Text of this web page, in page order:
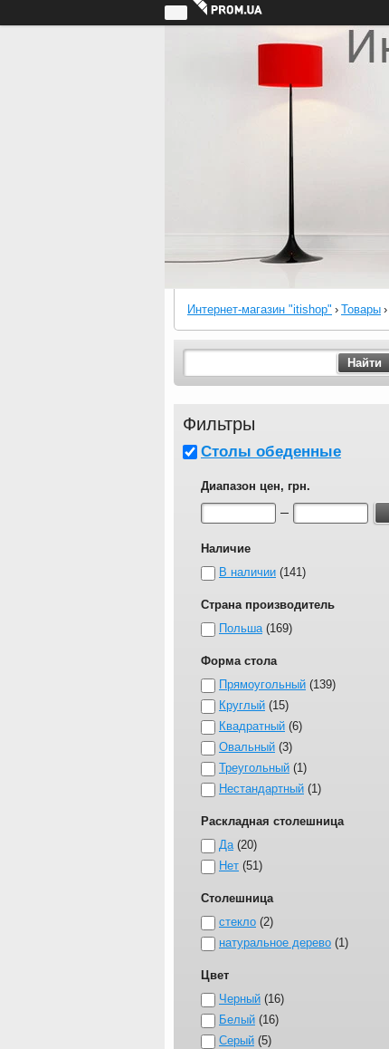
Интернет-магазин "itishop" › Товары ›
Найти
Фильтры
Столы обеденные
Диапазон цен, грн.
Наличие
В наличии 141
Страна производитель
Польша 169
Форма стола
Прямоугольный 139
Круглый 15
Квадратный 6
Овальный 3
Треугольный 1
Нестандартный 1
Раскладная столешница
Да 20
Нет 51
Столешница
стекло 2
натуральное дерево 1
Цвет
Черный 16
Белый 16
Серый 5